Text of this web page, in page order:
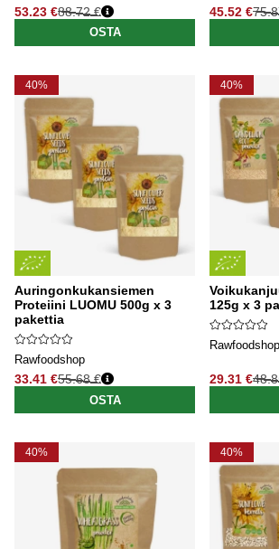
53.23 €
Normaali hinta
88.72 €
OSTA
45.52 €
Normaali
40%
Auringonkukansiemen
Proteiini LUOMU 500g x 3
pakettia
Rawfoodshop
33.41 €
Normaali hinta
55.68 €
OSTA
40%
125g x 3
Rawfoodshop
29.31 €
Normaali
40% 40%